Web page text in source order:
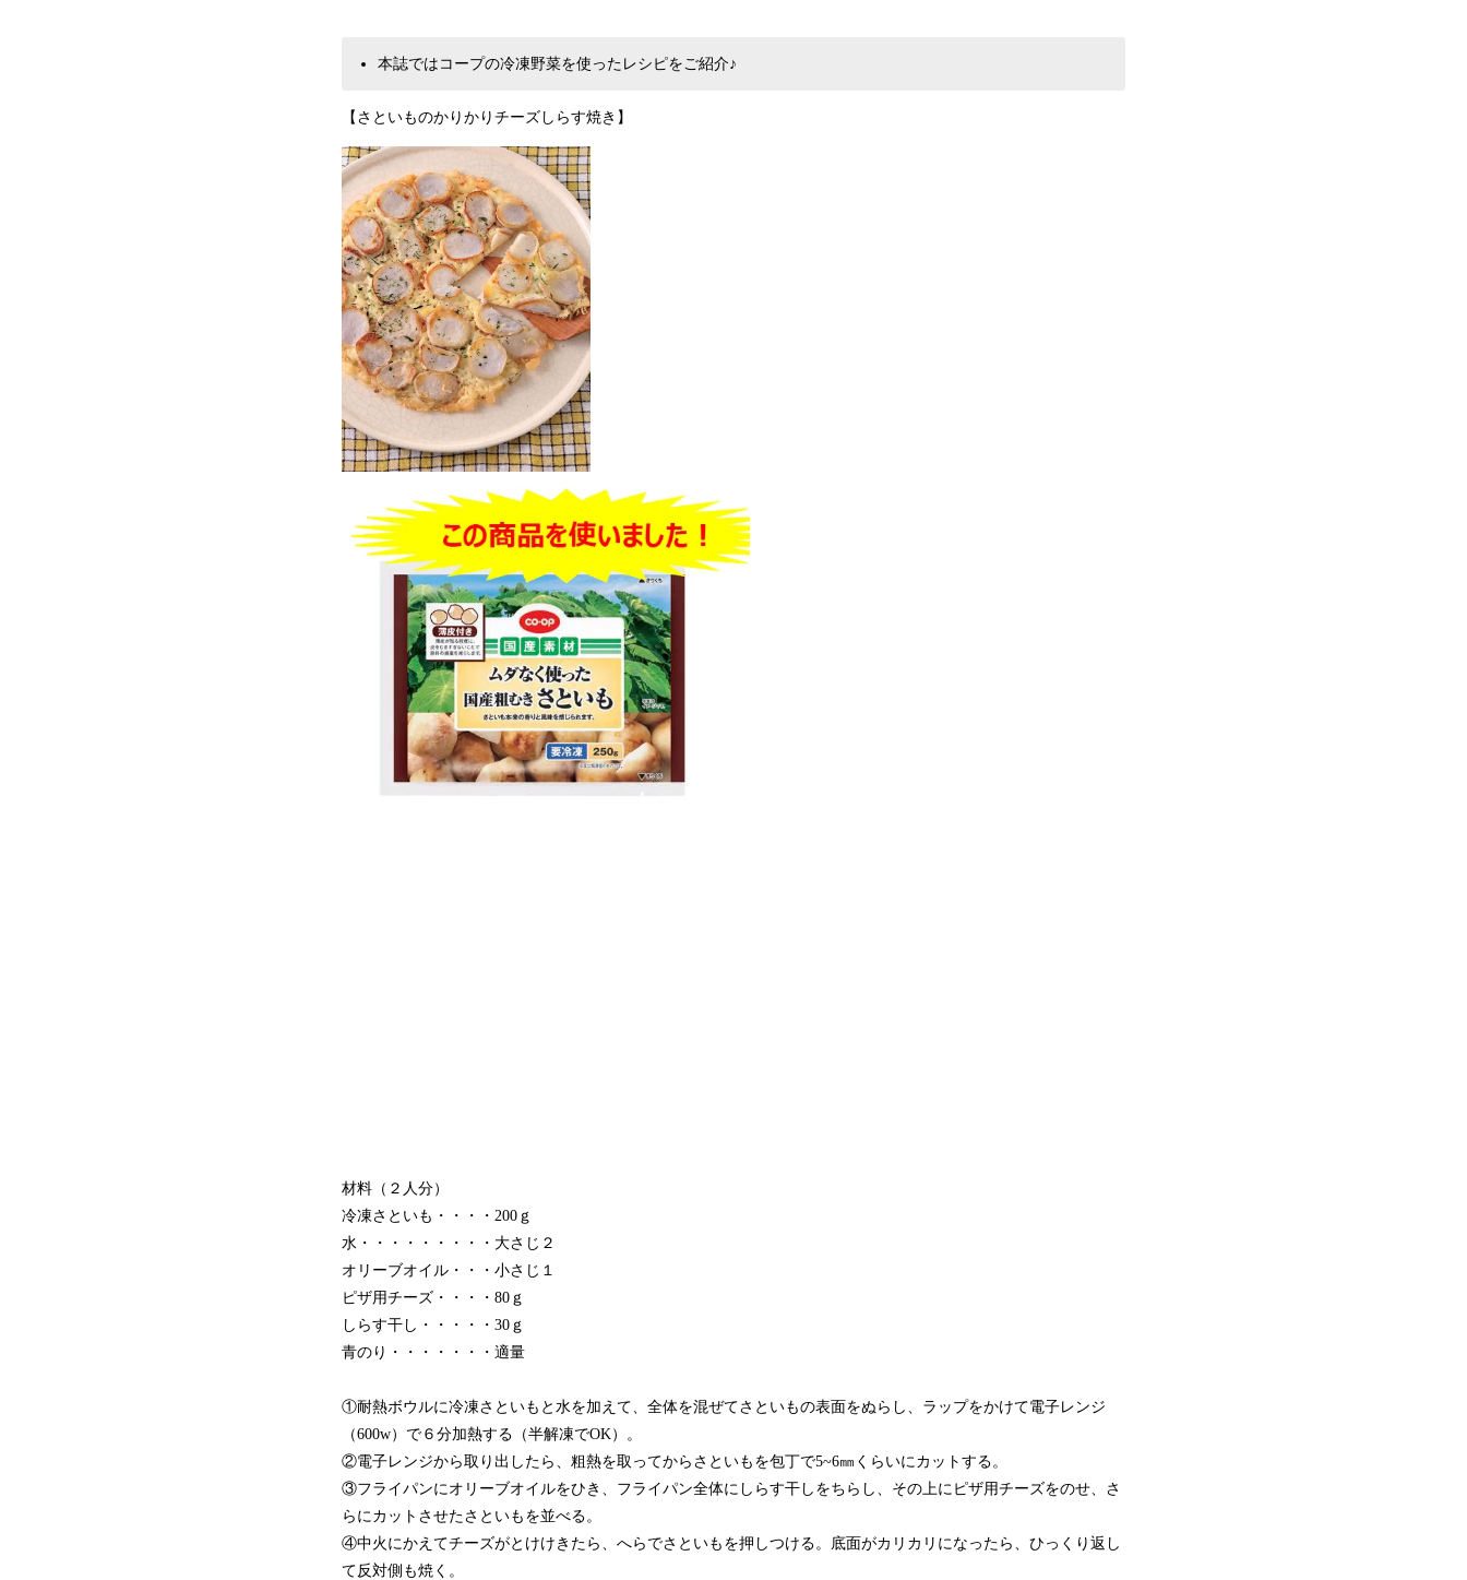
本誌ではコープの冷凍野菜を使ったレシピをご紹介♪
【さといものかりかりチーズしらす焼き】
材料（２人分）
冷凍さといも・・・・200ｇ
水・・・・・・・・・大さじ２
オリーブオイル・・・小さじ１
ピザ用チーズ・・・・80ｇ
しらす干し・・・・・30ｇ
青のり・・・・・・・適量
①耐熱ボウルに冷凍さといもと水を加えて、全体を混ぜてさといもの表面をぬらし、ラップをかけて電子レンジ
（600w）で６分加熱する（半解凍でOK）。
②電子レンジから取り出したら、粗熱を取ってからさといもを包丁で5~6㎜くらいにカットする。
③フライパンにオリーブオイルをひき、フライパン全体にしらす干しをちらし、その上にピザ用チーズをのせ、さ
らにカットさせたさといもを並べる。
④中火にかえてチーズがとけけきたら、へらでさといもを押しつける。底面がカリカリになったら、ひっくり返し
て反対側も焼く。